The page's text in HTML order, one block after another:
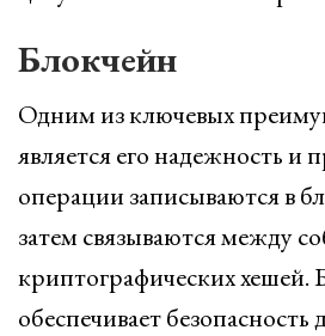
Блокчейн
Одним из ключевых
является его надежность и
операции записываются в
затем связываются между
криптографических хешей.
обеспечивает безопасность